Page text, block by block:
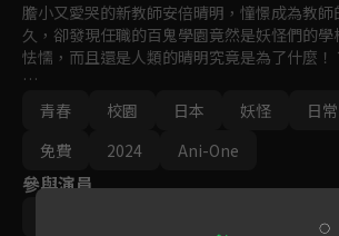
膽小又愛哭的新教師安倍晴明，憧憬成為教
久，卻發現任職的百鬼學園竟然是妖怪們的
怯懦，而且還是人類的晴明究竟是為了什麼！
廢柴人類老師與妖怪學生們奇妙又熱鬧日常生
劇！開始上課！
青春
校園 日本 妖怪 日常
免費
2024 Ani-One
參與演員